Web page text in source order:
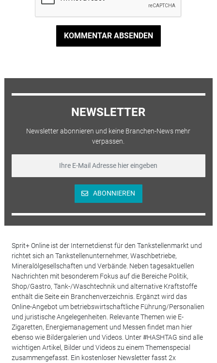
KOMMENTAR ABSENDEN
NEWSLETTER
Newsletter abonnieren und keine Branchen-News mehr
verpassen.
ABONNIEREN
Sprit+ Online ist der Internetdienst für den Tankstellenmarkt und
richtet sich an Tankstellenunternehmer, Waschbetriebe,
Mineralölgesellschaften und Verbände. Neben tagesaktuellen
Nachrichten mit besonderem Fokus auf die Bereiche Politik,
Shop/Gastro, Tank-/Waschtechnik und alternative Kraftstoffe
enthält die Seite ein Branchenverzeichnis. Ergänzt wird das
Online-Angebot um betriebswirtschaftliche Führung/Personalien
und juristische Angelegenheiten. Relevante Themen wie E-
Zigaretten, Energiemanagement und Messen findet man hier
ebenso wie Bildergalerien und Videos. Unter #HASHTAG sind alle
wichtigen Artikel, Bilder und Videos zu einem Themenspecial
zusammengefasst. Ein kostenloser Newsletter fasst 2x